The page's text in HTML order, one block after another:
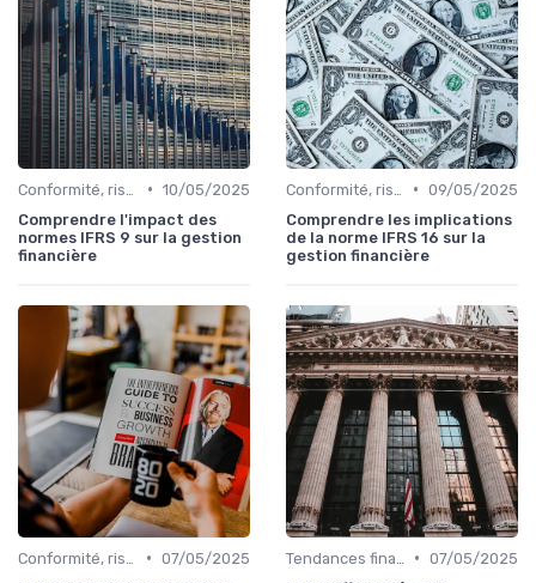
• 10/05/2025
Comprendre l'impact des
normes IFRS 9 sur la gestion
financière
• 09/05/2025
Comprendre les implications
de la norme IFRS 16 sur la
gestion financière
• 07/05/2025
• 07/05/2025